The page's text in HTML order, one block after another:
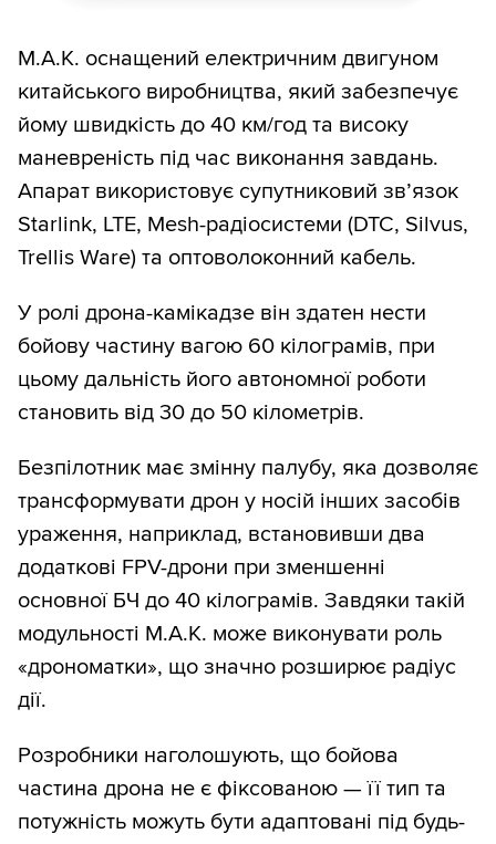
M.A.K. оснащений електричним двигуном
китайського виробництва, який забезпечує
йому швидкість до 40 км/год та високу
маневреність під час виконання завдань.
Апарат використовує супутниковий зв’язок
Starlink, LTE, Mesh-радіосистеми (DTC, Silvus,
Trellis Ware) та оптоволоконний кабель.
У ролі дрона-камікадзе він здатен нести
бойову частину вагою 60 кілограмів, при
цьому дальність його автономної роботи
становить від 30 до 50 кілометрів.
Безпілотник має змінну палубу, яка дозволяє
трансформувати дрон у носій інших засобів
ураження, наприклад, встановивши два
додаткові FPV-дрони при зменшенні
основної БЧ до 40 кілограмів. Завдяки такій
модульності M.A.K. може виконувати роль
«дрономатки», що значно розширює радіус
дії.
Розробники наголошують, що бойова
частина дрона не є фіксованою — її тип та
потужність можуть бути адаптовані під будь-